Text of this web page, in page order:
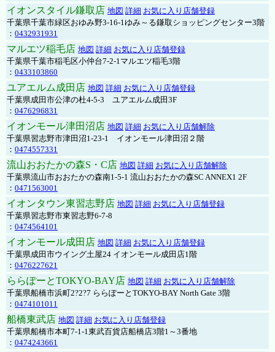
イオンスタイル鎌取店 地図 詳細 お気に入り店舗登録
千葉県千葉市緑区おゆみ野3-16-1ゆみ～る鎌取ショッピングセンター3階
： 0432931931
マルエツ稲毛店 地図 詳細 お気に入り店舗登録
千葉県千葉市稲毛区小仲台7-2-1マルエツ稲毛3階
： 0433103860
ユアエルム成田店 地図 詳細 お気に入り店舗登録
千葉県成田市公津の杜4-5-3 ユアエルム成田3F
： 0476296831
イオンモール津田沼店 地図 詳細 お気に入り店舗解除
千葉県習志野市津田沼1-23-1 イオンモール津田沼２階
： 0474557331
流山おおたかの森S・C店 地図 詳細 お気に入り店舗解除
千葉県流山市おおたかの森南1-5-1 流山おおたかの森SC ANNEX1 2F
： 0471563001
イオンタウン東習志野店 地図 詳細 お気に入り店舗登録
千葉県習志野市東習志野6-7-8
： 0474564101
イオンモール成田店 地図 詳細 お気に入り店舗登録
千葉県成田市ウイング土屋24 イオンモール成田店1階
： 0476227621
ららぽーとTOKYO-BAY店 地図 詳細 お気に入り店舗解除
千葉県船橋市浜町2?2?7 ららぽーとTOKYO-BAY North Gate 3階
： 0474101011
船橋東武店 地図 詳細 お気に入り店舗登録
千葉県船橋市本町7-1-1東武百貨店船橋店3階1～3番地
： 0474243661